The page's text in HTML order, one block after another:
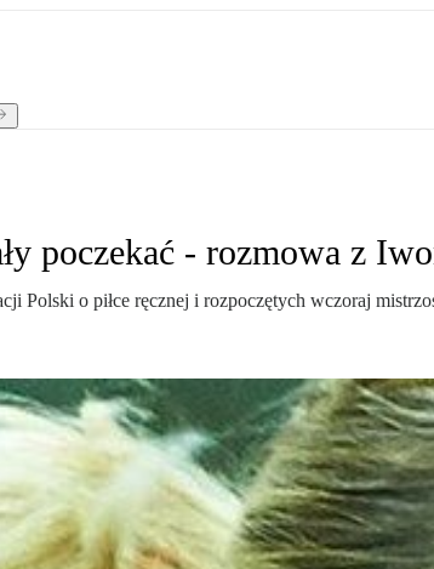
poczekać - rozmowa z
Polski o piłce ręcznej i rozpoczętych wczoraj